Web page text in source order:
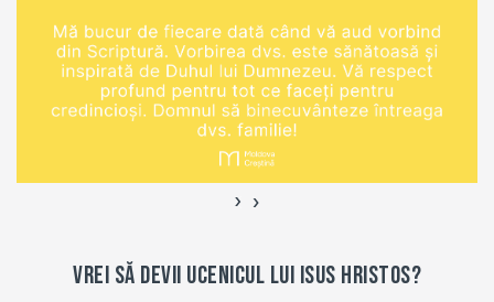
‹ ›
Vrei să devii ucenicul lui Isus Hristos?